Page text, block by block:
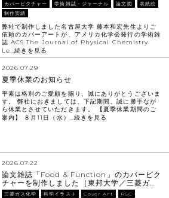
カバーピクチャー
学術雑誌・ジャーナル 論文図
表紙絵
制作実績
弊社で制作しました名古屋大学 藤本和宏先生よりご
依頼のカバーアートが、アメリカ化学会発行の学術雑
誌 ACS The Journal of Physical Chemistry
Le… 続きを見る
2026.07.29
夏季休業のお知らせ
平素は格別のご愛顧を賜り、誠にありがとうございま
す。 弊社におきましては、下記期間、誠に勝手なが
ら休業とさせていただきます。 【夏季休業期間のご
案内】 ８月11日（水）…続きを見る
2026.07.22
論文雑誌「Food & Function」のカバーピク
チャーを制作しました［東邦大学／三菱ガ…
三菱ガス化学 科学イラスト Cover Art
RSC